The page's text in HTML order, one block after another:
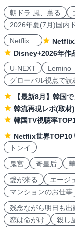
朝ドラ:風、薫る
2026年夏(7月)国内
Netflix
Disney+2026年作
U-NEXT
Lemino
グローバル視点で読
【最新8月】韓国
韓流再現レポ(取材)
韓国TV視聴率
Netflix世界TOP10
トンイ
鬼宮
奇皇后
愛が来る エージ
マンションのお仕事
残念ながら明日も出
恋は命がけ
殺し